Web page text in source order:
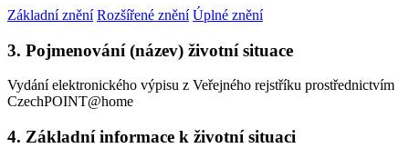
Základní znění Rozšířené znění Úplné znění
3. Pojmenování (název) životní situace
Vydání elektronického výpisu z Veřejného rejstříku prostřednictvím
CzechPOINT@home
4. Základní informace k životní situaci